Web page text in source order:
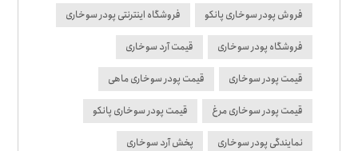
فروش پودر سوخاری پانکو فروشگاه اینترنتی پودر سوخاری
فروشگاه پودر سوخاری قیمت آرد سوخاری
قیمت پودر سوخاری قیمت پودر سوخاری ماهی
قیمت پودر سوخاری مرغ قیمت پودر سوخاری پانکو
نمایندگی پودر سوخاری پخش آرد سوخاری